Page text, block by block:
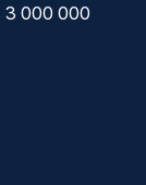
3 000 000